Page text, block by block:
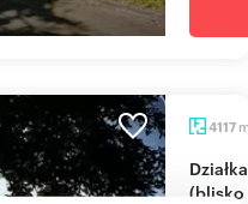
4117
Działka 4117 m² pod zabudowę w Jeszkowicach
(blisko